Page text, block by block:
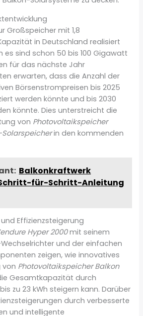
Großspeicher mit 1,8
in Deutschland realisiert
es sind schon 50 bis 100 Gigawatt
für das nächste Jahr
erwarten, dass die Anzahl der
Börsenstrompreisen bis 2025
werden könnte und bis 2030
könnte. Dies unterstreicht die
von Photovoltaikspeicher
in den kommenden
Balkonkraftwerk
für-Schritt-Anleitung
Effizienzsteigerung
Hyper 2000mit seinem
und der einfachen
zeigen, wie innovatives
von Photovoltaikspeicher Balkon
Gesamtkapazität durch
zu 23 kWh steigern kann. Darüber
durch verbesserte
und intelligente